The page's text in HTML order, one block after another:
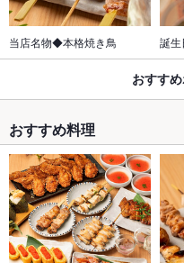
当店名物◆本格焼き鳥 誕生
おすす
おすすめ料理